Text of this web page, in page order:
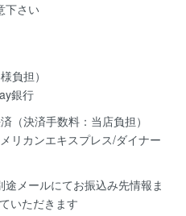
下さい
負担）
（決済手数料：当店負担）
メールにてお振込み先情報ま
いただきます